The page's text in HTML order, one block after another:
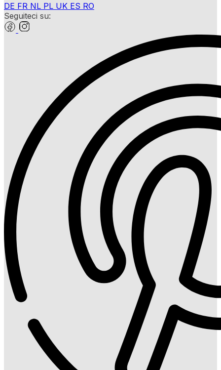
DE FR NL PL UK ES RO
Seguiteci su: